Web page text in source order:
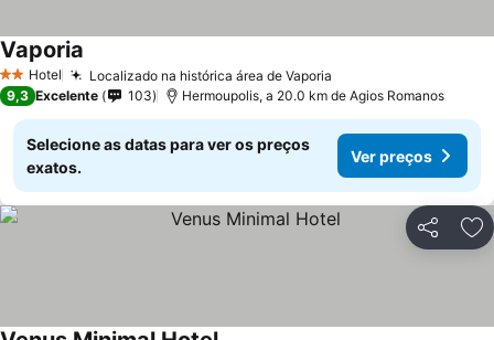
2 Estrelas
Hotel Localizado na histórica área de Vaporia
Vaporia
9,3 Excelente 103 Hermoupolis, a 20.0 km de Agios Romanos
Selecione as datas para ver os preços
exatos.
Ver preços
Partilhar